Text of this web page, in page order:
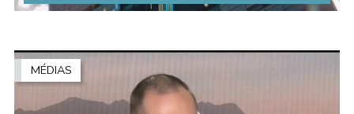
Selon l’Agence nationale des fréquences (ANFR), les
ans, « soit 664 sites mobiles (...)
MÉDIAS